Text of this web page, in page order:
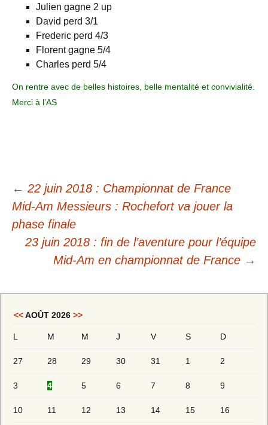
Julien gagne 2 up
David perd 3/1
Frederic perd 4/3
Florent gagne 5/4
Charles perd 5/4
On rentre avec de belles histoires, belle mentalité et convivialité.
Merci à l’AS
← 22 juin 2018 : Championnat de France
Mid-Am Messieurs : Rochefort va jouer la
phase finale
23 juin 2018 : fin de l’aventure pour l’équipe
Mid-Am en championnat de France →
<<AOÛT 2026 >>
L M M J V S D
27 28 29 30 31 1 2
3 4 5 6 7 8 9
10 11 12 13 14 15 16